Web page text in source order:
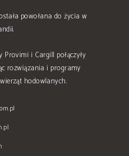
powołana do życia w
Provimi i Cargill połączyły
rozwiązania i programy
hodowlanych.